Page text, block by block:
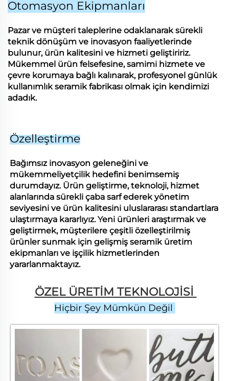
Otomasyon Ekipmanları
Pazar ve müşteri taleplerine odaklanarak sürekli
teknik dönüşüm ve inovasyon faaliyetlerinde
bulunur, ürün kalitesini ve hizmeti geliştiririz.
Mükemmel ürün felsefesine, samimi hizmete ve
çevre korumaya bağlı kalınarak, profesyonel günlük
kullanımlık seramik fabrikası olmak için kendimizi
adadık.
Özelleştirme
Bağımsız inovasyon geleneğini ve
mükemmeliyetçilik hedefini benimsemiş
durumdayız. Ürün geliştirme, teknoloji, hizmet
alanlarında sürekli çaba sarf ederek yönetim
seviyesini ve ürün kalitesini uluslararası standartlara
ulaştırmaya kararlıyız. Yeni ürünleri araştırmak ve
geliştirmek, müşterilere çeşitli özelleştirilmiş
ürünler sunmak için gelişmiş seramik üretim
ekipmanları ve işçilik hizmetlerinden
yararlanmaktayız.
ÖZEL ÜRETİM TEKNOLOJİSİ
Hiçbir Şey Mümkün Değil